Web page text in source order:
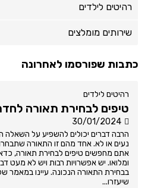
רהיטים לילדים
שירותים מומלצים
כתבות שפורסמו לאחרונה
רהיטים לילדים
טיפים לבחירת תאורה
30/01/2024
הרבה דברים יכולים להשפיע על השאלה
נעים או לא. אחד מהם זו התאורה
אתם מחפשים טיפים לבחירת תאורה,
ומלואו. יש אפשרויות רבות ויש לא מעט
בבחירת התאורה הנכונה. עיינו במאמר
שיעזרו...